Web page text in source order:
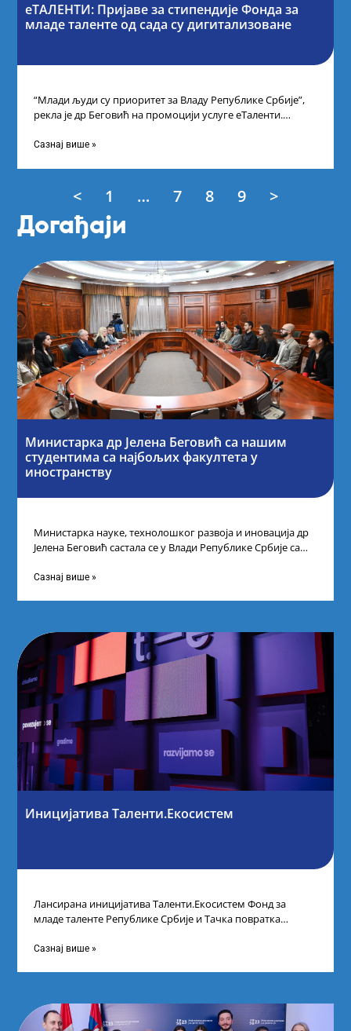
еТАЛЕНТИ: Пријаве за стипендије Фонда за
младе таленте од сада су дигитализоване
“Млади људи су приоритет за Владу Републике Србије”,
рекла је др Беговић на промоцији услуге еТаленти.
Сазнај више »
< 1 … 7 8 9 >
Догађаји
Министарка др Јелена Беговић са нашим
студентима са најбољих факултета у
иностранству
Министарка науке, технолошког развоја и иновација др
Јелена Беговић састала се у Влади Републике Србије са
Сазнај више »
Иницијатива Таленти.Екосистем
Лансирана иницијатива Таленти.Екосистем Фонд за
младе таленте Републике Србије и Тачка повратка
догађају су се
Сазнај више »